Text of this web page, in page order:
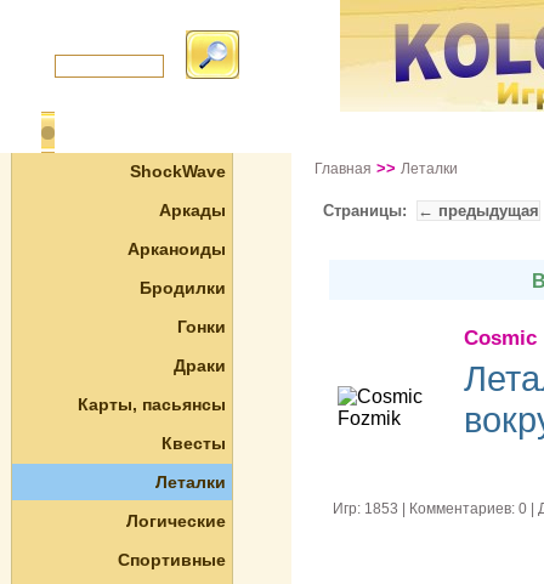
ShockWave
Аркады
Арканоиды
Бродилки
Гонки
Драки
Карты, пасьянсы
Квесты
Леталки
Логические
Спортивные
Главная >> Леталки
Страницы: ← предыдущая
Cosmic
Игр: 1853 | Комментариев: 0